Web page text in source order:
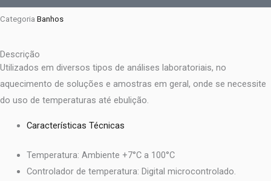
Categoria Banhos
Descrição
Utilizados em diversos tipos de análises laboratoriais, no
aquecimento de soluções e amostras em geral, onde se necessite
do uso de temperaturas até ebulição.
Características Técnicas
Temperatura: Ambiente +7°C a 100°C
Controlador de temperatura: Digital microcontrolado.